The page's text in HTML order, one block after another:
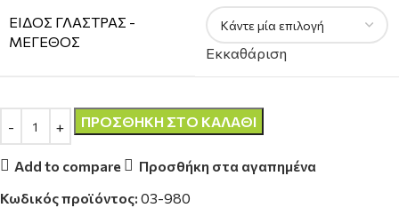
ΕΊΔΟΣ ΓΛΆΣΤΡΑΣ -
ΜΈΓΕΘΟΣ
Εκκαθάριση
ΠΡΟΣΘΉΚΗ ΣΤΟ ΚΑΛΆΘΙ
Add to compare
Προσθήκη στα αγαπημένα
Κωδικός προϊόντος: 03-980